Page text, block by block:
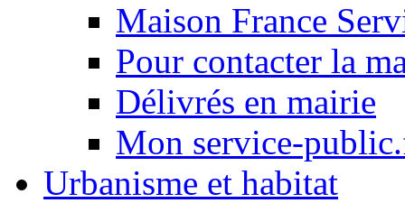
Maison France
Pour contacter la
Délivrés en mairie
Mon service-
Urbanisme et habitat